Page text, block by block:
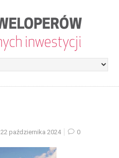
22 października 2024 0